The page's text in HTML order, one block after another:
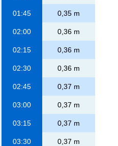
01:45 0,35 m
02:00 0,36 m
02:15 0,36 m
02:30 0,36 m
02:45 0,37 m
03:00 0,37 m
03:15 0,37 m
03:30 0,37 m